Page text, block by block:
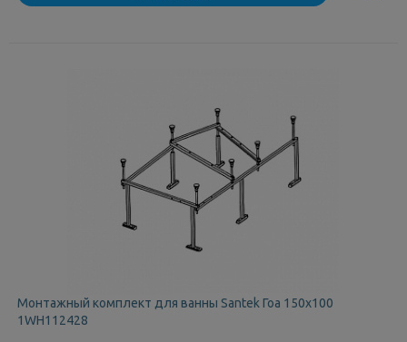
Монтажный комплект для ванны Santek Гоа 150х100
1WH112428